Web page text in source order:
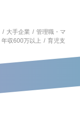
大手企業
管理職・マ
年収600万以上
育児支